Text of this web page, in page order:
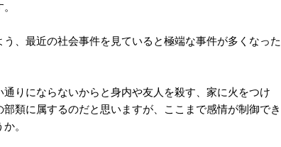
、最近の社会事件を見ていると極端な事件が多くなった
りにならないからと身内や友人を殺す、家に火をつけ
類に属するのだと思いますが、ここまで感情が制御でき
。